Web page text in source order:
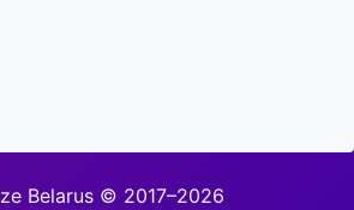
Belarus © 2017–2026